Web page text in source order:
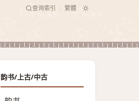
查询索引 繁體
韵书/上古/中古